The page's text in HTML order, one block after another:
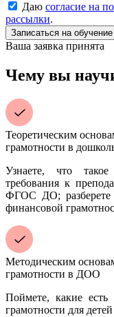
Даю согласие на
рассылки.
Ваша заявка принята
Чему вы
Теоретическим
грамотности в
Узнаете, что
требования к
ФГОС ДО; разберете
финансовой
Методическим
грамотности в ДОО
Поймете, какие
грамотности для